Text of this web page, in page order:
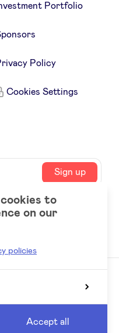
group
Portfolio
Policy
Cookies Settings
Sign up
reserved
to
on our
policies
Accept all